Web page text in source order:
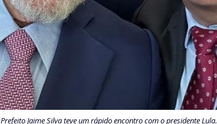
Prefeito Jaime Silva teve um rápido encontro com o presidente Lula.